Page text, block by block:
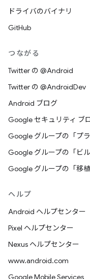
ドライバのバイナリ
GitHub
つながる
Twitter の @Android
Twitter の @AndroidDev
Android ブログ
Google セキュリティ ブ
Google グループの「プ
Google グループの「ビ
Google グループの「移
ヘルプ
Android ヘルプセンター
Pixel ヘルプセンター
Nexus ヘルプセンター
www.android.com
Google Mobile Services